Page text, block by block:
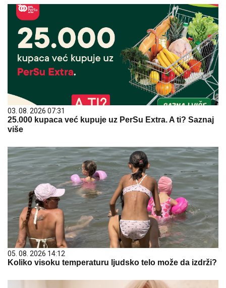
03. 08. 2026 07:31
25.000 kupaca već kupuje uz PerSu Extra. A ti? Saznaj
više
05. 08. 2026 14:12
Koliko visoku temperaturu ljudsko telo može da izdrži?